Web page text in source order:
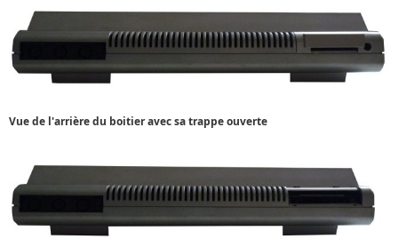
Vue de l'arrière du boitier avec sa trappe ouverte